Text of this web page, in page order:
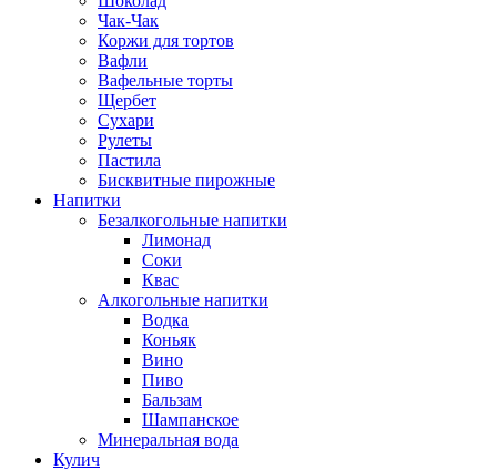
Чак-Чак
Коржи для тортов
Вафли
Вафельные торты
Щербет
Сухари
Рулеты
Пастила
Бисквитные пирожные
Напитки
Безалкогольные напитки
Лимонад
Соки
Квас
Алкогольные напитки
Водка
Коньяк
Вино
Пиво
Бальзам
Шампанское
Минеральная вода
Кулич